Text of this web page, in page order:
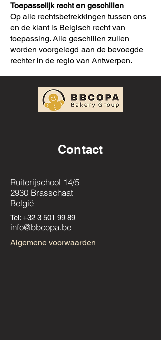
Toepasselijk recht en geschillen
Op alle rechtsbetrekkingen tussen ons
en de klant is Belgisch recht van
toepassing. Alle geschillen zullen
worden voorgelegd aan de bevoegde
rechter in de regio van Antwerpen.
Contact
Ruiterijschool 14/5
2930 Brasschaat
België
Tel: +32 3 501 99 89
info@bbcopa.be
Algemene voorwaarden